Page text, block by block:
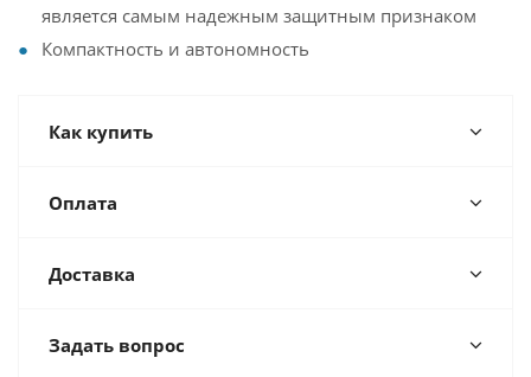
является самым надежным защитным признаком
Компактность и автономность
Как купить
Оплата
Доставка
Задать вопрос